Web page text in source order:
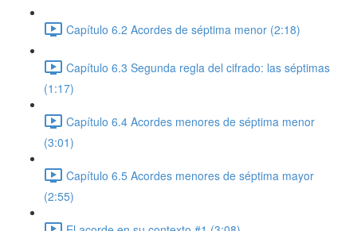
Capítulo 6.2 Acordes de séptima menor (2:18)
Capítulo 6.3 Segunda regla del cifrado: las séptimas
(1:17)
Capítulo 6.4 Acordes menores de séptima menor
(3:01)
Capítulo 6.5 Acordes menores de séptima mayor
(2:55)